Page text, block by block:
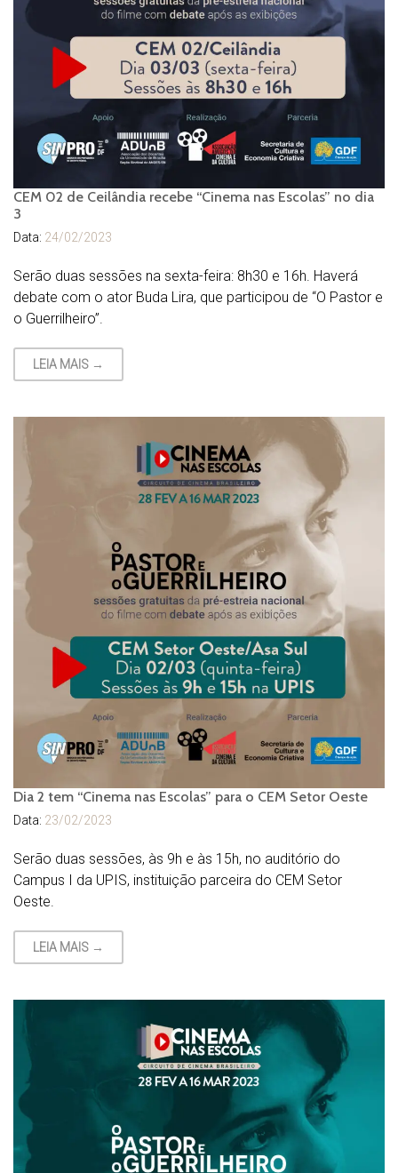
CEM 02 de Ceilândia recebe “Cinema nas Escolas” no dia
3
Data: 24/02/2023
Serão duas sessões na sexta-feira: 8h30 e 16h. Haverá
debate com o ator Buda Lira, que participou de “O Pastor e
o Guerrilheiro”.
LEIA MAIS →
Dia 2 tem “Cinema nas Escolas” para o CEM Setor Oeste
Data: 23/02/2023
Serão duas sessões, às 9h e às 15h, no auditório do
Campus I da UPIS, instituição parceira do CEM Setor
Oeste.
LEIA MAIS →